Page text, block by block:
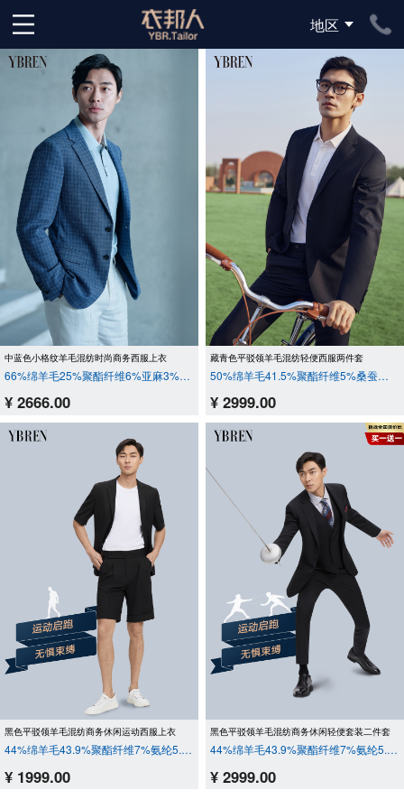
地区
下拉刷新
中蓝色小格纹羊毛混纺时尚商务西服上衣
66%绵羊毛25%聚酯纤维6%亚麻3%柞蚕丝
¥ 2666.00
藏青色平驳领羊毛混纺轻便西服两件套
50%绵羊毛41.5%聚酯纤维5%桑蚕丝3.5%氨纶
¥ 2999.00
黑色平驳领羊毛混纺商务休闲运动西服上衣
44%绵羊毛43.9%聚酯纤维7%氨纶5.1%桑蚕丝
¥ 1999.00
黑色平驳领羊毛混纺商务休闲轻便套装二件套
44%绵羊毛43.9%聚酯纤维7%氨纶5.1%桑蚕丝
¥ 2999.00